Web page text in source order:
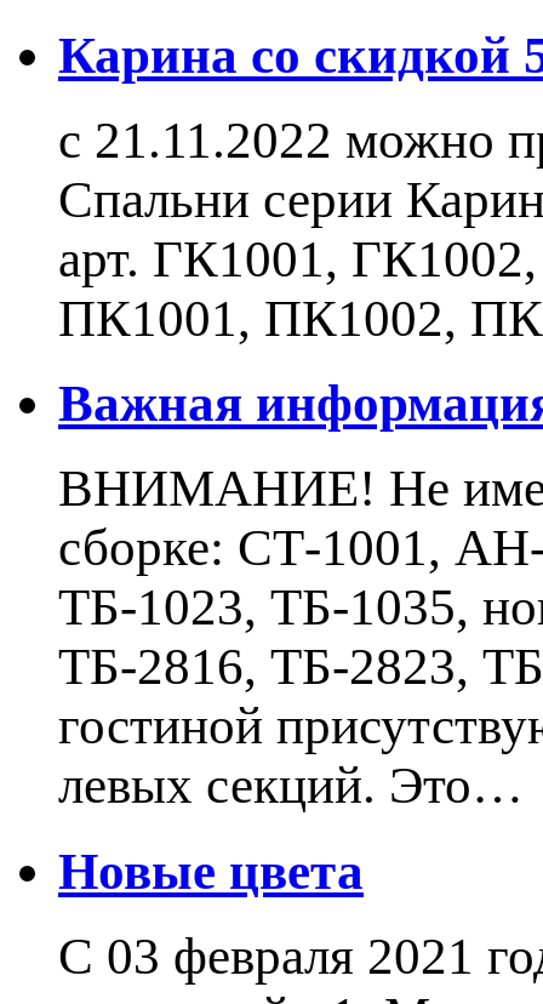
Карина со скидкой
с 21.11.2022 можно
Спальни серии
арт. ГК1001,
ПК1001, ПК1002,
Важная
ВНИМАНИЕ! Не
сборке: СТ-1001,
ТБ-1023, ТБ-1035,
ТБ-2816, ТБ-2823,
гостиной
левых секций. Это…
Новые цвета
С 03 февраля 2021